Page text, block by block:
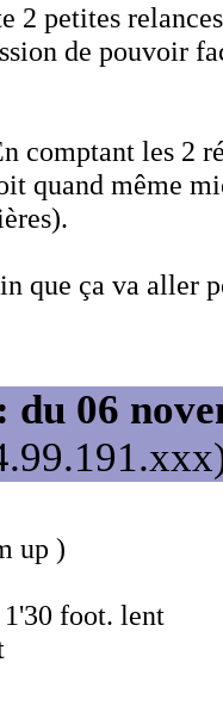
2 petites
de pouvoir
comptant les 2
quand même
que ça va aller
du 06
up )
foot. lent